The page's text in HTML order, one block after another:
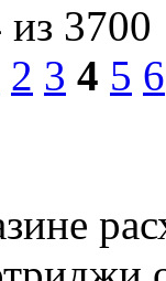
3700
2 3 4 5 6